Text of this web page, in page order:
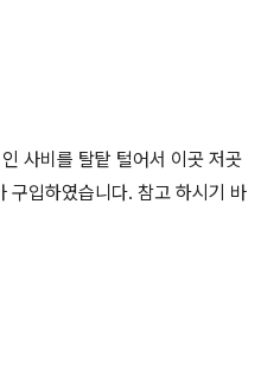
사비를 탈탙 털어서 이곳 저곳
구입하였습니다. 참고 하시기 바